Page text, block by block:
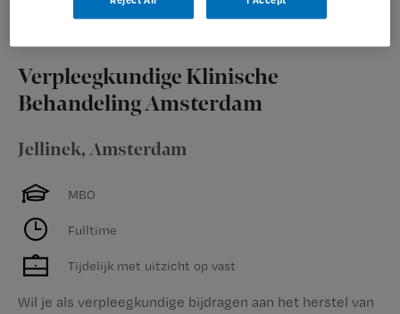
Verpleegkundige Klinische
Behandeling Amsterdam
Jellinek, Amsterdam
MBO
Fulltime
Tijdelijk met uitzicht op vast
Wil je als verpleegkundige bijdragen aan het herstel van